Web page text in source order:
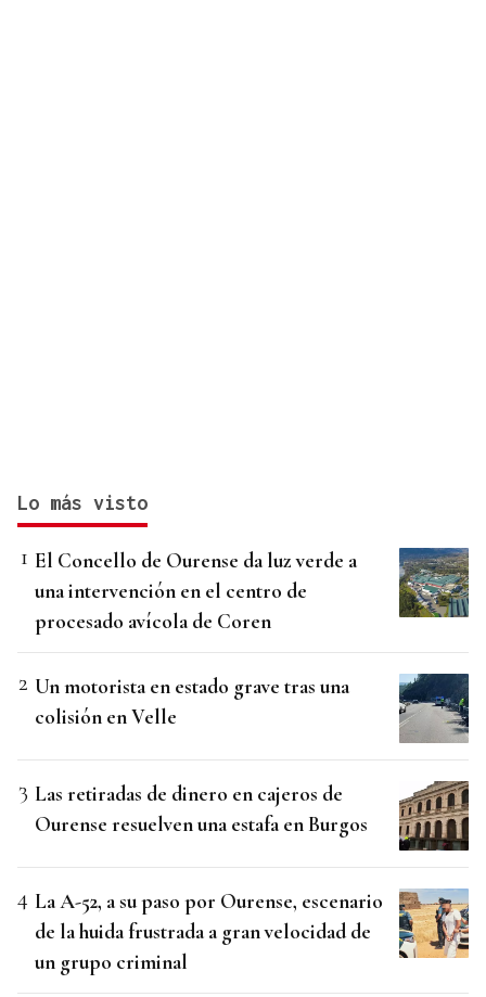
Lo más visto
El Concello de Ourense da luz verde a
una intervención en el centro de
procesado avícola de Coren
Un motorista en estado grave tras una
colisión en Velle
Las retiradas de dinero en cajeros de
Ourense resuelven una estafa en Burgos
La A-52, a su paso por Ourense, escenario
de la huida frustrada a gran velocidad de
un grupo criminal